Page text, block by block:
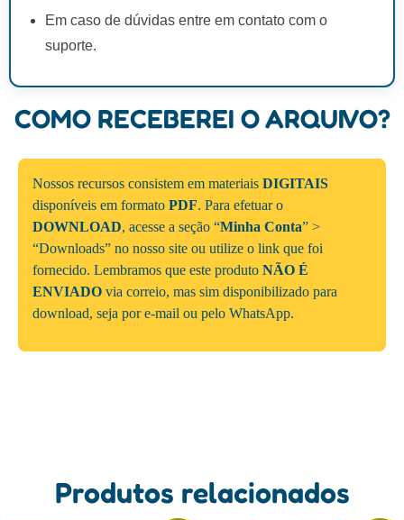
Em caso de dúvidas entre em contato com o
suporte.
COMO RECEBEREI O ARQUIVO?
Nossos recursos consistem em materiais DIGITAIS
disponíveis em formato PDF. Para efetuar o
DOWNLOAD, acesse a seção “Minha Conta” >
“Downloads” no nosso site ou utilize o link que foi
fornecido. Lembramos que este produto NÃO É
ENVIADO via correio, mas sim disponibilizado para
download, seja por e-mail ou pelo WhatsApp.
Produtos relacionados